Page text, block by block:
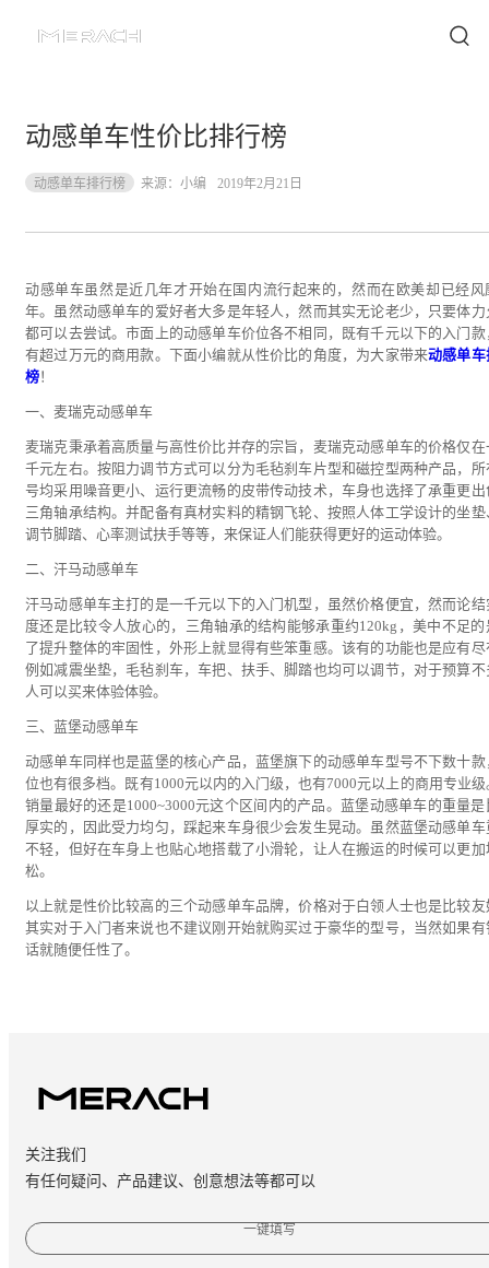
动感单车性价比排行榜
动感单车排行榜 来源： 小编 2019年2月21日
动感单车虽然是近几年才开始在国内流行起来的，然而在欧美却已经风
年。虽然动感单车的爱好者大多是年轻人，然而其实无论老少，只要体力
都可以去尝试。市面上的动感单车价位各不相同，既有千元以下的入门款
有超过万元的商用款。下面小编就从性价比的角度，为大家带来动感单车
榜！
一、麦瑞克动感单车
麦瑞克秉承着高质量与高性价比并存的宗旨，麦瑞克动感单车的价格仅在
千元左右。按阻力调节方式可以分为毛毡刹车片型和磁控型两种产品，所
号均采用噪音更小、运行更流畅的皮带传动技术，车身也选择了承重更出
三角轴承结构。并配备有真材实料的精钢飞轮、按照人体工学设计的坐垫
调节脚踏、心率测试扶手等等，来保证人们能获得更好的运动体验。
二、汗马动感单车
汗马动感单车主打的是一千元以下的入门机型，虽然价格便宜，然而论结
度还是比较令人放心的，三角轴承的结构能够承重约120kg，美中不足的
了提升整体的牢固性，外形上就显得有些笨重感。该有的功能也是应有尽
例如减震坐垫，毛毡刹车，车把、扶手、脚踏也均可以调节，对于预算不
人可以买来体验体验。
三、蓝堡动感单车
动感单车同样也是蓝堡的核心产品，蓝堡旗下的动感单车型号不下数十款
位也有很多档。既有1000元以内的入门级，也有7000元以上的商用专业级
销量最好的还是1000~3000元这个区间内的产品。蓝堡动感单车的重量是
厚实的，因此受力均匀，踩起来车身很少会发生晃动。虽然蓝堡动感单车
不轻，但好在车身上也贴心地搭载了小滑轮，让人在搬运的时候可以更加
松。
以上就是性价比较高的三个动感单车品牌，价格对于白领人士也是比较友
其实对于入门者来说也不建议刚开始就购买过于豪华的型号，当然如果有
话就随便任性了。
关注我们
有任何疑问、产品建议、创意想法等都可以
一键填写